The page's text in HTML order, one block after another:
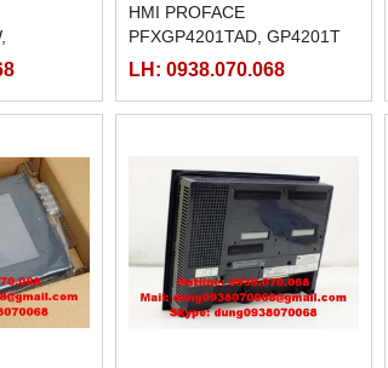
HMI PROFACE
PFXGP4201TAD, GP4201T
LH: 0938.070.068